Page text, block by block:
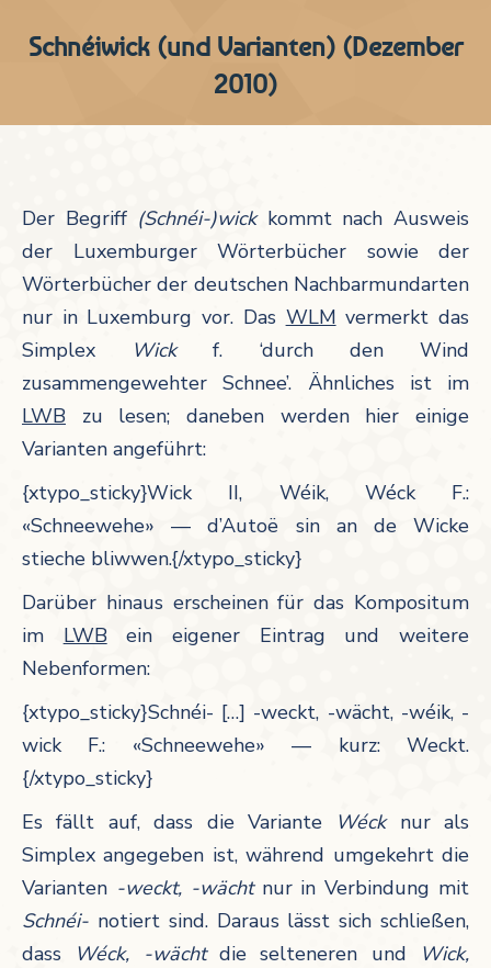
Schnéiwick (und Varianten) (Dezember
2010)
Der Begriff (Schnéi-)wick kommt nach Ausweis
der Luxemburger Wörterbücher sowie der
Wörterbücher der deutschen Nachbarmundarten
nur in Luxemburg vor. Das WLM vermerkt das
Simplex
Wickf. ‘durch den Wind
zusammengewehter Schnee’. Ähnliches ist im
LWB zu lesen; daneben werden hier einige
Varianten angeführt:
{xtypo_sticky}Wick II, Wéik, Wéck F.:
«Schneewehe» — d’Autoë sin an de Wicke
stieche bliwwen.{/xtypo_sticky}
Darüber hinaus erscheinen für das Kompositum
im LWBein eigener Eintrag und weitere
Nebenformen:
{xtypo_sticky}Schnéi- […] -weckt, -wächt, -wéik, -
wick F.: «Schneewehe» — kurz: Weckt.
{/xtypo_sticky}
Es fällt auf, dass die Variante
Wéck nur als
Simplex angegeben ist, während umgekehrt die
Varianten -weckt, -wächt nur in Verbindung mit
Schnéi- notiert sind. Daraus lässt sich schließen,
dass
Wéck, -wächtdie selteneren und
Wick,